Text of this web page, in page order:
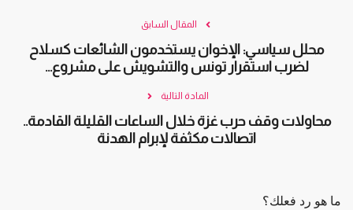
المقال السابق
محلل سياسي: الإخوان يستخدمون الشائعات كسلاح
لضرب استقرار تونس والتشويش على مشروع...
المادة التالية
محاولات وقف حرب غزة خلال الساعات القليلة القادمة..
اتصالات مكثفة لإبرام الهدنة
ما هو رد فعلك؟